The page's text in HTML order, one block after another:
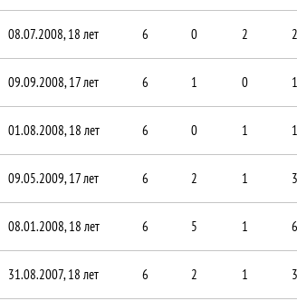
08.07.2008, 18 лет 6 0 2 2
09.09.2008, 17 лет 6 1 0 1
01.08.2008, 18 лет 6 0 1 1
09.05.2009, 17 лет 6 2 1 3
08.01.2008, 18 лет 6 5 1 6
31.08.2007, 18 лет 6 2 1 3